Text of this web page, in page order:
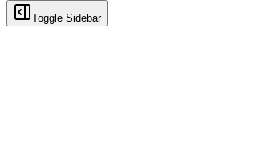
Toggle Sidebar